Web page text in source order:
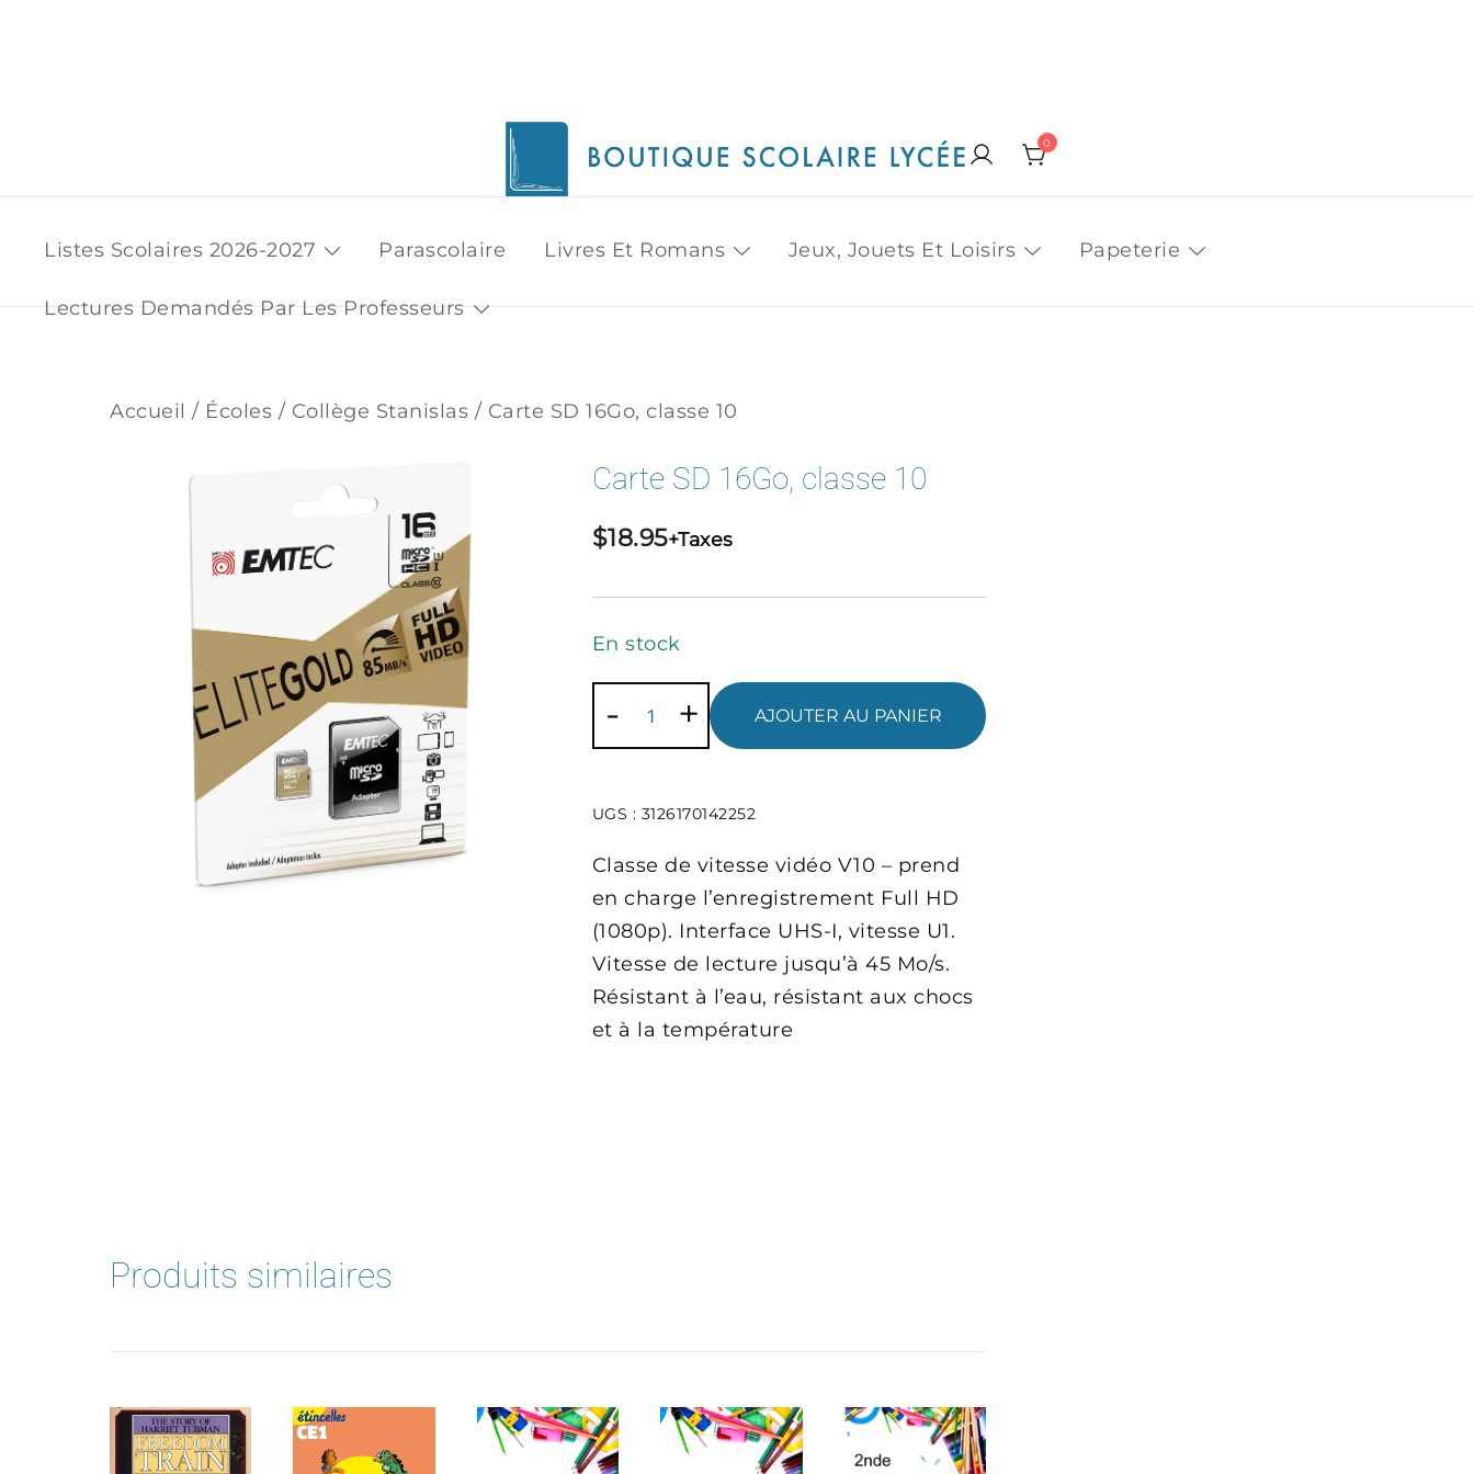
0
Listes Scolaires 2026-2027 Parascolaire Livres Et Romans Jeux, Jouets Et Loisirs Papeterie
Lectures Demandés Par Les Professeurs
Accueil / Écoles / Collège Stanislas / Carte SD 16Go, classe 10
Carte SD 16Go, classe 10
$18.95+Taxes
En stock
-
quantité
classe
10
+ AJOUTER AU PANIER
UGS : 3126170142252
Classe de vitesse vidéo V10 – prend
en charge l’enregistrement Full HD
(1080p). Interface UHS-I, vitesse U1.
Vitesse de lecture jusqu’à 45 Mo/s.
Résistant à l’eau, résistant aux chocs
et à la température
Produits similaires